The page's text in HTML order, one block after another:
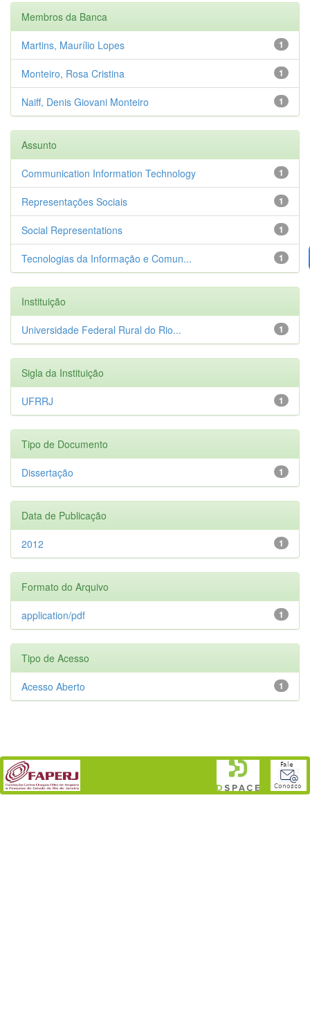
Membros da Banca
1
Martins, Maurílio Lopes
1
Monteiro, Rosa Cristina
1
Naiff, Denis Giovani Monteiro
Assunto
1
Communication Information Technology
1
Representações Sociais
1
Social Representations
1
Tecnologias da Informação e Comun...
Instituição
1
Universidade Federal Rural do Rio...
Sigla da Instituição
1
UFRRJ
Tipo de Documento
1
Dissertação
Data de Publicação
1
2012
Formato do Arquivo
1
application/pdf
Tipo de Acesso
1
Acesso Aberto